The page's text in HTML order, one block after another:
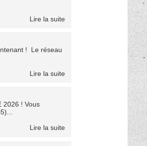
Lire la suite
! Le réseau
Lire la suite
2026 ! Vous
Lire la suite